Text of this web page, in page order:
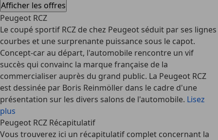
Afficher les offres
Peugeot RCZ
Le coupé sportif RCZ de chez Peugeot séduit par ses lignes
courbes et une surprenante puissance sous le capot.
Concept-car au départ, l'automobile rencontre un vif
succès qui convainc la marque française de la
commercialiser auprès du grand public. La Peugeot RCZ
est dessinée par Boris Reinmöller dans le cadre d'une
présentation sur les divers salons de l'automobile. Lisez
plus
Peugeot RCZ Récapitulatif
Vous trouverez ici un récapitulatif complet concernant la